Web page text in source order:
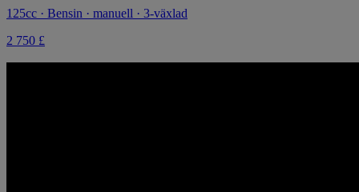
125cc · Bensin · manuell · 3-växlad
2 750 £